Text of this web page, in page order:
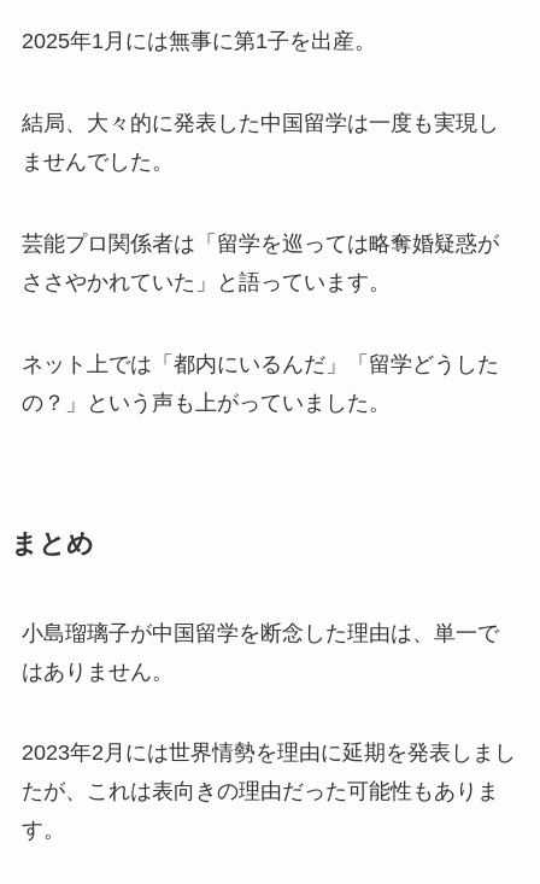
2025年1月には無事に第1子を出産。​
結局、大々的に発表した中国留学は一度も実現し
ませんでした。​
芸能プロ関係者は「留学を巡っては略奪婚疑惑が
ささやかれていた」と語っています。​
ネット上では「都内にいるんだ」「留学どうした
の？」という声も上がっていました。​
まとめ
小島瑠璃子が中国留学を断念した理由は、単一で
はありません。​
2023年2月には世界情勢を理由に延期を発表しまし
たが、これは表向きの理由だった可能性もありま
す。​